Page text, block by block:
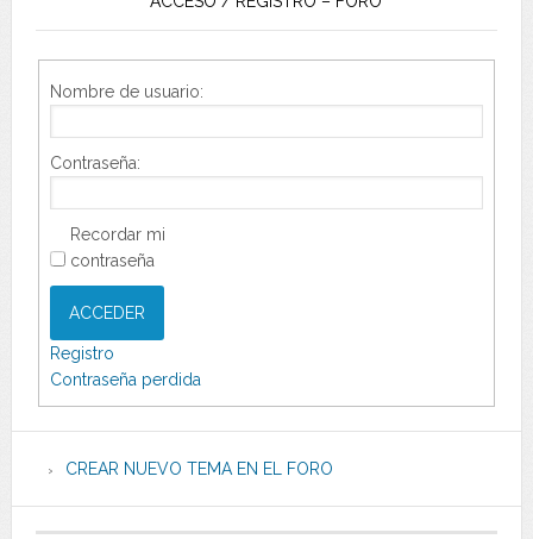
Nombre de usuario:
Contraseña:
Recordar mi
contraseña
ACCEDER
Registro
Contraseña perdida
CREAR NUEVO TEMA EN EL FORO